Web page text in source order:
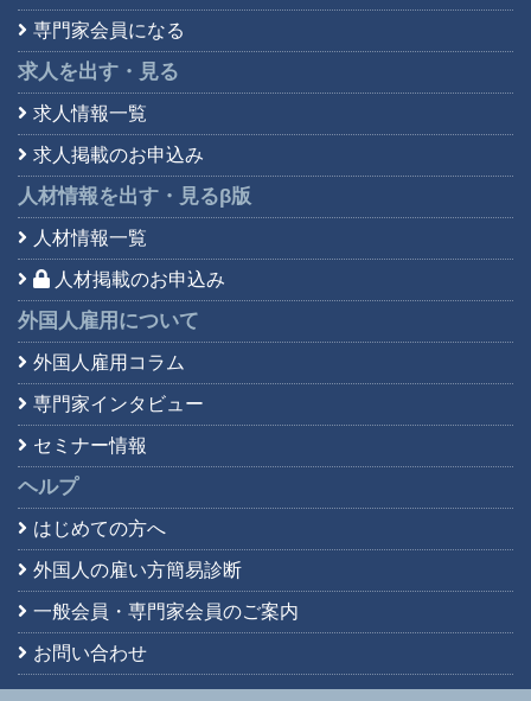
専門家会員になる
求人を出す・見る
求人情報一覧
求人掲載のお申込み
人材情報を出す・見るβ版
人材情報一覧
人材掲載のお申込み
外国人雇用について
外国人雇用コラム
専門家インタビュー
セミナー情報
ヘルプ
はじめての方へ
外国人の雇い方簡易診断
一般会員・専門家会員のご案内
お問い合わせ